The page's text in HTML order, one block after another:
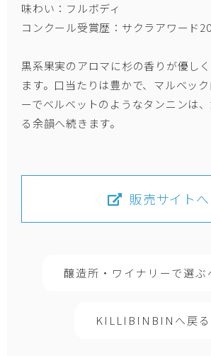
味わい：フルボディ
コンクール受賞歴：サクラアワード
黒系果実のアロマに杉の香りが優し
ます。口当たりは豊かで、マルベッ
ーでベルベットのようなタンニンは
る余韻へ続きます。
販売サイトへ
醸造所・ワイナリーで選ぶ
KILLIBINBINへ戻る